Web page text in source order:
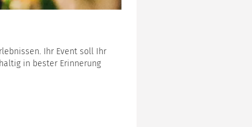
Ihr Event soll Ihr
in bester Erinnerung